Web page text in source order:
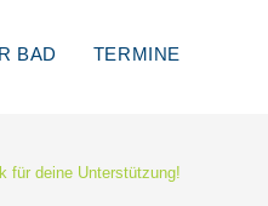
BAD TERMINE
für deine Unterstützung!